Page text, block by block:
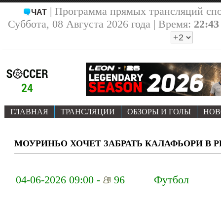
ЧАТ| Программа прямых трансляций
Суббота, 08 Августа 2026 года | Время: 22:43
ГЛАВНАЯ ТРАНСЛЯЦИИ ОБЗОРЫ И ГОЛЫ
МОУРИНЬО ХОЧЕТ ЗАБРАТЬ КАЛАФЬОРИ В
04-06-2026 09:00 - 96 Футбол